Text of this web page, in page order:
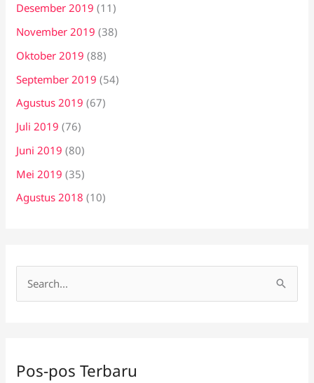
Desember 2019 (11)
November 2019 (38)
Oktober 2019 (88)
September 2019 (54)
Agustus 2019 (67)
Juli 2019 (76)
Juni 2019 (80)
Mei 2019 (35)
Agustus 2018 (10)
u
Pos-pos Terbaru